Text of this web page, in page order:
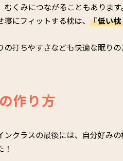
くみにつながることもあります。
にフィットする枕は、 『低い
の打ちやすさなども快適な眠り
作り方
ンクラスの最後には、自分好み